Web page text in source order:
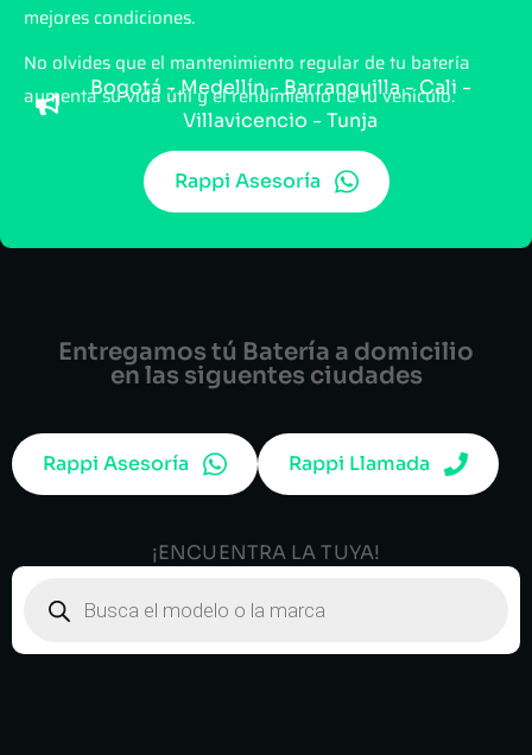
mejores condiciones.
No olvides que el mantenimiento regular de tu batería
aumenta su vida útil y el rendimiento de tu vehículo.
Rappi Asesoría
Entregamos tú Batería a domicilio
en las siguentes ciudades
Bogotá - Medellín - Barranquilla - Cali -
Villavicencio - Tunja
Rappi Asesoría Rappi Llamada
¡ENCUENTRA LA TUYA!